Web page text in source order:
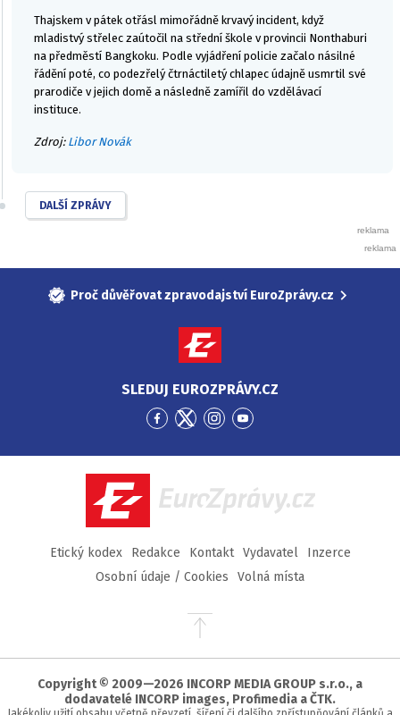
Thajskem v pátek otřásl mimořádně krvavý incident, když
mladistvý střelec zaútočil na střední škole v provincii Nonthaburi
na předměstí Bangkoku. Podle vyjádření policie začalo násilné
řádění poté, co podezřelý čtrnáctiletý chlapec údajně usmrtil své
prarodiče v jejich domě a následně zamířil do vzdělávací
instituce.
Zdroj: Libor Novák
DALŠÍ ZPRÁVY
Proč důvěřovat zpravodajství EuroZprávy.cz
SLEDUJ EUROZPRÁVY.CZ
Přejít
Facebook
Přejít
Twitter
Přejít
Instagram
Přejít
YouTube
EuroZprávy.cz
Etický kodex Redakce Kontakt Vydavatel
Inzerce
Osobní údaje / Cookies
Volná místa
Přejít
stránky
Copyright © 2009—2026 INCORP MEDIA GROUP s.r.o., a
dodavatelé INCORP images, Profimedia a ČTK.